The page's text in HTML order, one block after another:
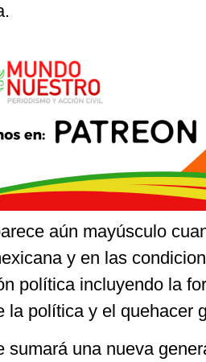
aún mayúsculo
y en las
política incluyendo la
la política y el quehacer
sumará una nueva